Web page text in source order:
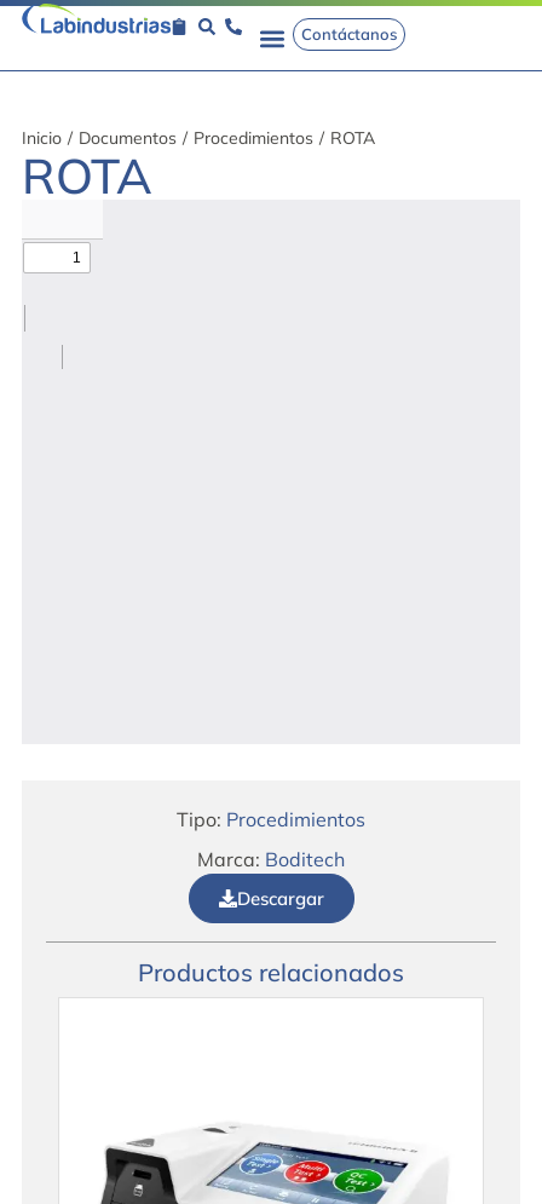
Contáctanos
Inicio / Documentos / Procedimientos / ROTA
ROTA
Tipo: Procedimientos
Marca: Boditech
Descargar
Productos relacionados